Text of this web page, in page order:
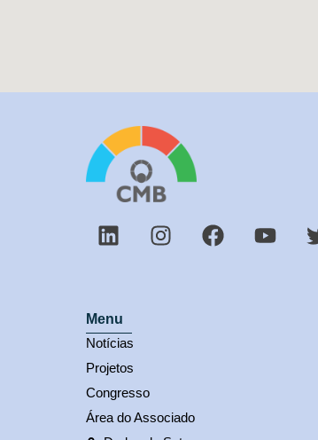
Menu
Notícias
Projetos
Congresso
Área do Associado